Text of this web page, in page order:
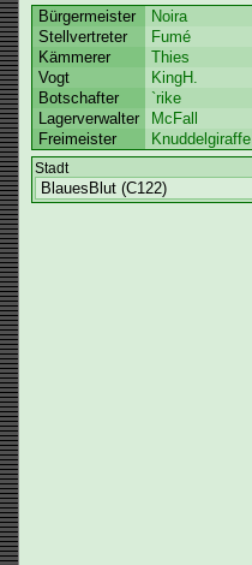
Bürgermeister
Noira
Stellvertreter
Fumé
Kämmerer
Thies
Vogt
KingH.
Botschafter
`rike
Lagerverwalter
McFall
Freimeister
Knuddelgiraffe
Stadt